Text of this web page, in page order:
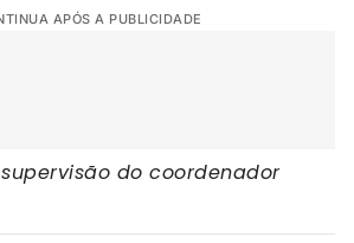
APÓS A PUBLICIDADE
do coordenador